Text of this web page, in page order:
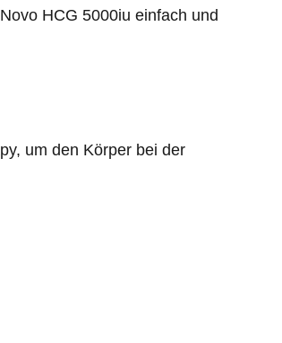
HCG 5000iu einfach und
um den Körper bei der